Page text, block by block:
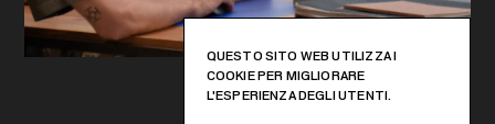
QUESTO SITO WEB UTILIZZA I
COOKIE PER MIGLIORARE
L'ESPERIENZA DEGLI UTENTI.